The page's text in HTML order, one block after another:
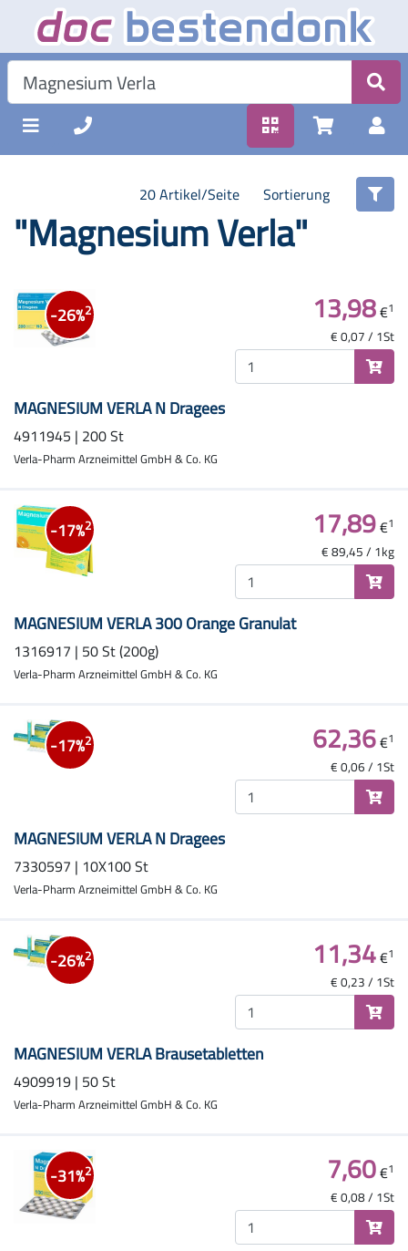
20 Artikel/Seite Sortierung
"Magnesium Verla"
-26%2
MAGNESIUM VERLA N Dragees
4911945 | 200 St
Verla-Pharm Arzneimittel GmbH & Co. KG
13,98€1
€ 0,07 / 1St
-17%2
MAGNESIUM VERLA 300 Orange Granulat
1316917 | 50 St (200g)
Verla-Pharm Arzneimittel GmbH & Co. KG
17,89€1
€ 89,45 / 1kg
-17%2
MAGNESIUM VERLA N Dragees
7330597 | 10X100 St
Verla-Pharm Arzneimittel GmbH & Co. KG
62,36€1
€ 0,06 / 1St
-26%2
MAGNESIUM VERLA Brausetabletten
4909919 | 50 St
Verla-Pharm Arzneimittel GmbH & Co. KG
11,34€1
€ 0,23 / 1St
-31%2 7,60€1
€ 0,08 / 1St